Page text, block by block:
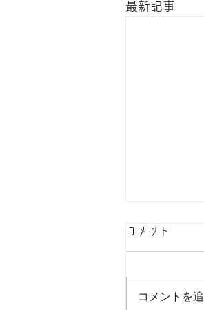
最新記事
コメント
コメントを